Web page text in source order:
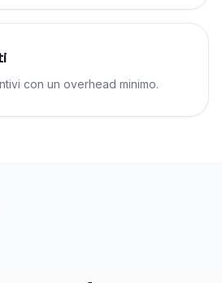
con un overhead minimo.